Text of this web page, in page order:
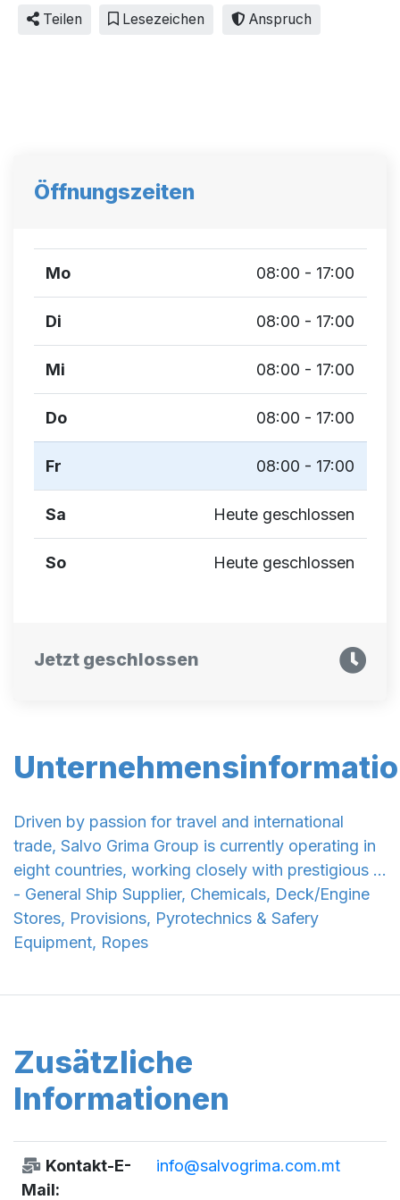
Teilen Lesezeichen Anspruch
Driven by passion for travel and international
trade, Salvo Grima Group is currently operating in
eight countries, working closely with prestigious ...
- General Ship Supplier, Chemicals, Deck/Engine
Stores, Provisions, Pyrotechnics & Safery
Equipment, Ropes
Zusätzliche
Informationen
Kontakt-E-
Mail:
info@salvogrima.com.mt
Öffnungszeiten
Mo 08:00 - 17:00
Di 08:00 - 17:00
Mi 08:00 - 17:00
Do 08:00 - 17:00
Fr 08:00 - 17:00
Sa Heute geschlossen
So Heute geschlossen
Jetzt geschlossen